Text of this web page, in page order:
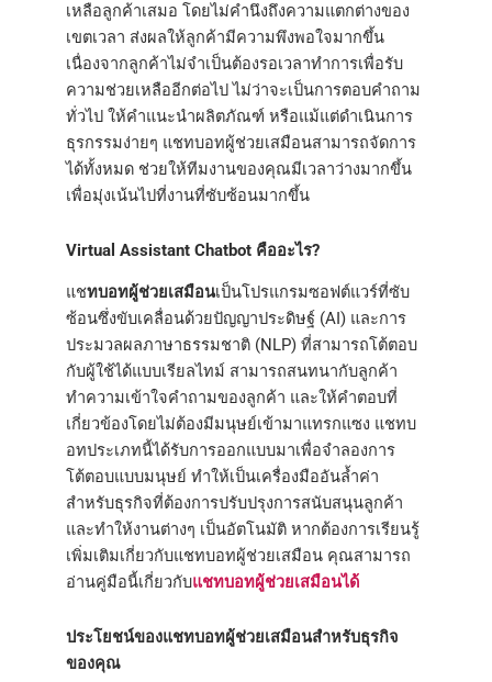
เหลือลูกค้าเสมอ โดยไม่คำนึงถึงความแตกต่างของ
เขตเวลา ส่งผลให้ลูกค้ามีความพึงพอใจมากขึ้น
เนื่องจากลูกค้าไม่จำเป็นต้องรอเวลาทำการเพื่อรับ
ความช่วยเหลืออีกต่อไป ไม่ว่าจะเป็นการตอบคำถาม
ทั่วไป ให้คำแนะนำผลิตภัณฑ์ หรือแม้แต่ดำเนินการ
ธุรกรรมง่ายๆ แชทบอทผู้ช่วยเสมือนสามารถจัดการ
ได้ทั้งหมด ช่วยให้ทีมงานของคุณมีเวลาว่างมากขึ้น
เพื่อมุ่งเน้นไปที่งานที่ซับซ้อนมากขึ้น
Virtual Assistant Chatbot คืออะไร?
แชทบอทผู้ช่วยเสมือนเป็นโปรแกรมซอฟต์แวร์ที่ซับ
ซ้อนซึ่งขับเคลื่อนด้วยปัญญาประดิษฐ์ (AI) และการ
ประมวลผลภาษาธรรมชาติ (NLP) ที่สามารถโต้ตอบ
กับผู้ใช้ได้แบบเรียลไทม์ สามารถสนทนากับลูกค้า
ทำความเข้าใจคำถามของลูกค้า และให้คำตอบที่
เกี่ยวข้องโดยไม่ต้องมีมนุษย์เข้ามาแทรกแซง แชทบ
อทประเภทนี้ได้รับการออกแบบมาเพื่อจำลองการ
โต้ตอบแบบมนุษย์ ทำให้เป็นเครื่องมืออันล้ำค่า
สำหรับธุรกิจที่ต้องการปรับปรุงการสนับสนุนลูกค้า
และทำให้งานต่างๆ เป็นอัตโนมัติ หากต้องการเรียนรู้
เพิ่มเติมเกี่ยวกับแชทบอทผู้ช่วยเสมือน คุณสามารถ
อ่านคู่มือนี้เกี่ยวกับแชทบอทผู้ช่วยเสมือนได้
ประโยชน์ของแชทบอทผู้ช่วยเสมือนสำหรับธุรกิจ
ของคุณ